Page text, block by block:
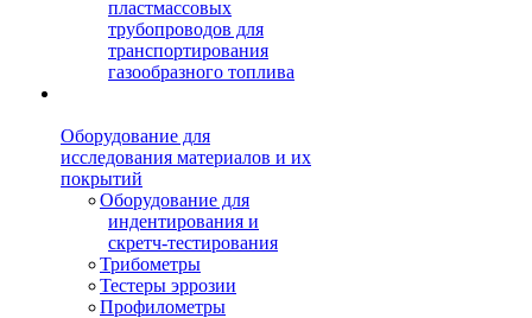
пластмассовых
трубопроводов для
транспортирования
газообразного топлива
Оборудование для
исследования материалов и их
покрытий
Оборудование для
индентирования и
скретч-тестирования
Трибометры
Тестеры эррозии
Профилометры